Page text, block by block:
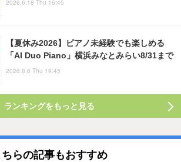
2026.6.18 Thu 16:45
【夏休み2026】ピアノ未経験でも楽しめる
「AI Duo Piano」横浜みなとみらい8/31まで
2026.8.6 Thu 19:45
ランキングをもっと見る
ちらの記事もおすすめ